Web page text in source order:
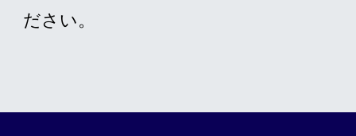
ださい。